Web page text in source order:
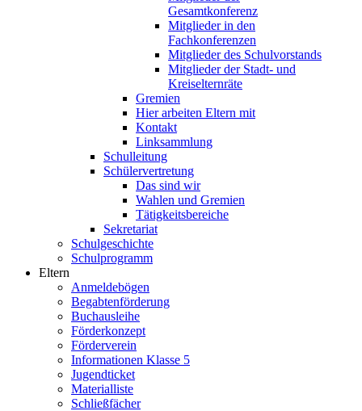
Gesamtkonferenz
Mitglieder in den
Fachkonferenzen
Mitglieder des Schulvorstands
Mitglieder der Stadt- und
Kreiselternräte
Gremien
Hier arbeiten Eltern mit
Kontakt
Linksammlung
Schulleitung
Schülervertretung
Das sind wir
Wahlen und Gremien
Tätigkeitsbereiche
Sekretariat
Schulgeschichte
Schulprogramm
Eltern
Anmeldebögen
Begabtenförderung
Buchausleihe
Förderkonzept
Förderverein
Informationen Klasse 5
Jugendticket
Materialliste
Schließfächer